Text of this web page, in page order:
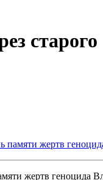
старого
памяти жертв